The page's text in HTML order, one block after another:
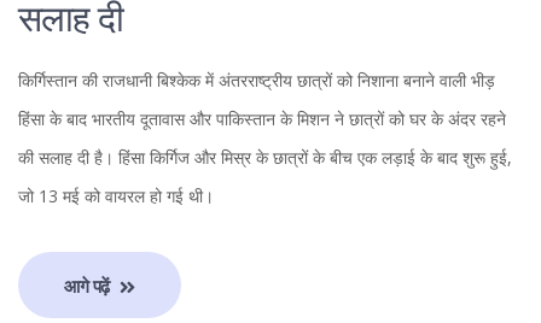
सलाह दी
किर्गिस्तान की राजधानी बिश्केक में अंतरराष्ट्रीय छात्रों को निशाना बनाने वाली भीड़
हिंसा के बाद भारतीय दूतावास और पाकिस्तान के मिशन ने छात्रों को घर के अंदर रहने
की सलाह दी है। हिंसा किर्गिज और मिस्र के छात्रों के बीच एक लड़ाई के बाद शुरू हुई,
जो 13 मई को वायरल हो गई थी।
आगे पढ़ें